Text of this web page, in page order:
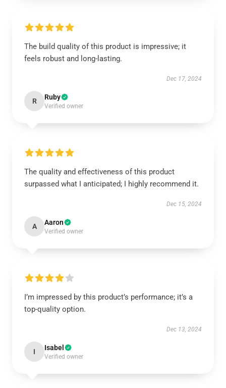
The build quality of this product is impressive; it
feels robust and long-lasting.
Dec 17, 2024
R Ruby
Verified owner
The quality and effectiveness of this product
surpassed what I anticipated; I highly recommend it.
Dec 15, 2024
A Aaron
Verified owner
I’m impressed by this product’s performance; it’s a
top-quality option.
Dec 13, 2024
I Isabel
Verified owner